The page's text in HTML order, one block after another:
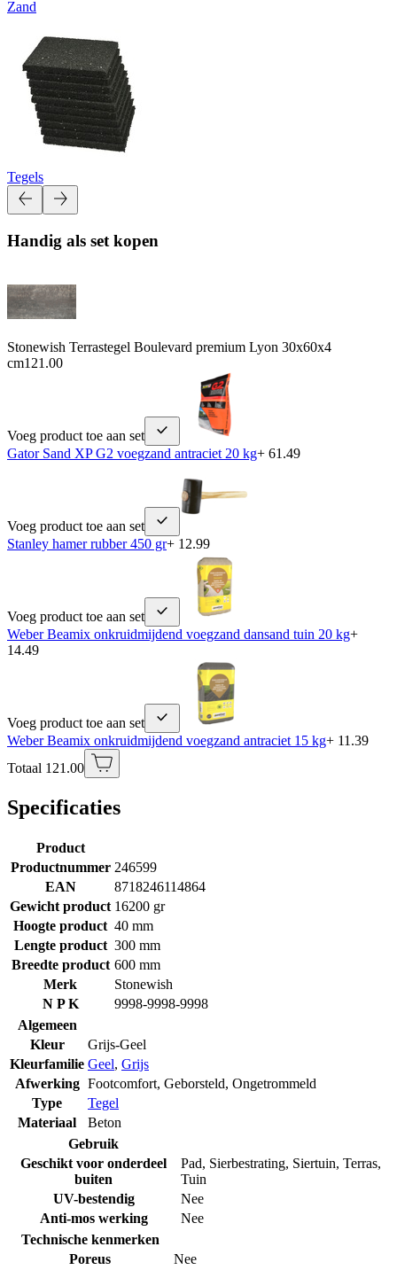
Zand
Tegels
Handig als set kopen
Stonewish Terrastegel Boulevard premium Lyon 30x60x4
cm121.00
Voeg product toe aan set
Gator Sand XP G2 voegzand antraciet 20 kg+ 61.49
Voeg product toe aan set
Stanley hamer rubber 450 gr+ 12.99
Voeg product toe aan set
Weber Beamix onkruidmijdend voegzand dansand tuin 20 kg+
14.49
Voeg product toe aan set
Weber Beamix onkruidmijdend voegzand antraciet 15 kg+ 11.39
Totaal 121.00
Specificaties
Product
Productnummer 246599
EAN
8718246114864
Gewicht product 16200 gr
Hoogte product 40 mm
Lengte product 300 mm
Breedte product 600 mm
Merk
Stonewish
N P K
9998-9998-9998
Algemeen
Kleur
Grijs-Geel
Kleurfamilie Geel, Grijs
Afwerking Footcomfort, Geborsteld, Ongetrommeld
Type
Tegel
Materiaal
Beton
Gebruik
Geschikt voor onderdeel
buiten
Pad, Sierbestrating, Siertuin, Terras,
Tuin
UV-bestendig
Nee
Anti-mos werking
Nee
Technische kenmerken
Poreus
Nee